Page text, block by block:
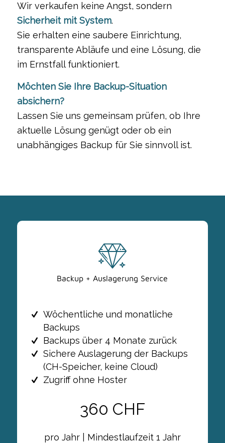
Wir verkaufen keine Angst, sondern
Sicherheit mit System.
Sie erhalten eine saubere Einrichtung,
transparente Abläufe und eine Lösung, die
im Ernstfall funktioniert.
Möchten Sie Ihre Backup-Situation
absichern?
Lassen Sie uns gemeinsam prüfen, ob Ihre
aktuelle Lösung genügt oder ob ein
unabhängiges Backup für Sie sinnvoll ist.
Backup + Auslagerung Service
Wöchentliche und monatliche
Backups
Backups über 4 Monate zurück
Sichere Auslagerung der Backups
(CH-Speicher, keine Cloud)
Zugriff ohne Hoster
360 CHF
pro Jahr | Mindestlaufzeit 1 Jahr